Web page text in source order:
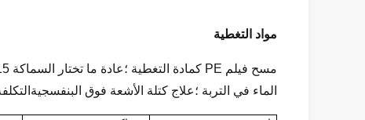
مواد التغطية
الماء في التربة ؛علاج كتلة الأشعة فوق